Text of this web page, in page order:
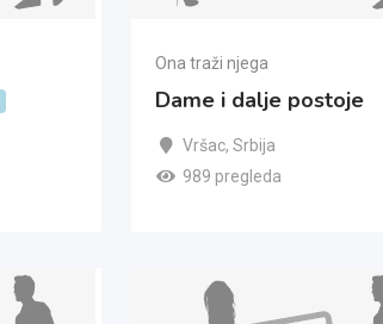
Ona traži njega
Dame i dalje postoje
Vršac, Srbija
989 pregleda